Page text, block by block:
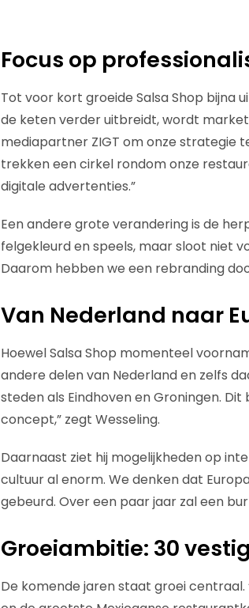
Focus op
Tot voor kort groeide Salsa Shop bijna
de keten verder uitbreidt, wordt
mediapartner ZIGT om onze strategie
trekken een cirkel rondom onze
digitale advertenties.”
Een andere grote verandering is de
felgekleurd en speels, maar sloot niet
Daarom hebben we een rebranding
Van Nederland naar
Hoewel Salsa Shop momenteel
andere delen van Nederland en zelfs
steden als Eindhoven en Groningen.
concept,” zegt Wesseling.
Daarnaast ziet hij mogelijkheden op
cultuur al enorm. We denken dat
gebeurd. Over een paar jaar zal een
Groeiambitie: 30
De komende jaren staat groei